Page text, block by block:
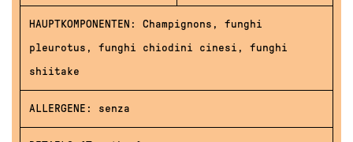
HAUPTKOMPONENTEN: Champignons, funghi
pleurotus, funghi chiodini cinesi, funghi
shiitake
ALLERGENE: senza